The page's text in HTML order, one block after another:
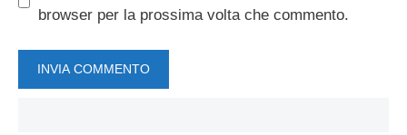
browser per la prossima volta che commento.